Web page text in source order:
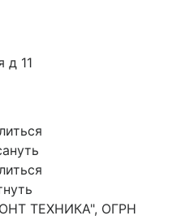
д 11
ТЕХНИКА", ОГРН